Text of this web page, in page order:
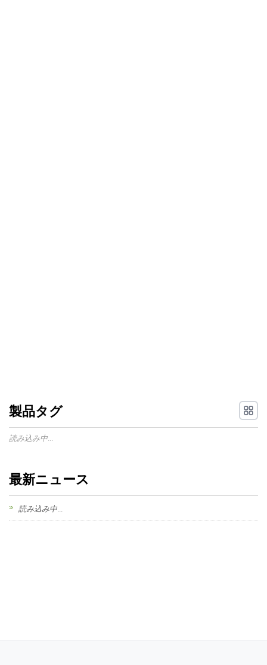
製品タグ
読み込み中...
最新ニュース
読み込み中...